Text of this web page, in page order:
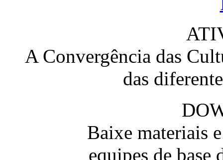
A Convergência das
das
Baixe materiais
equipes de base